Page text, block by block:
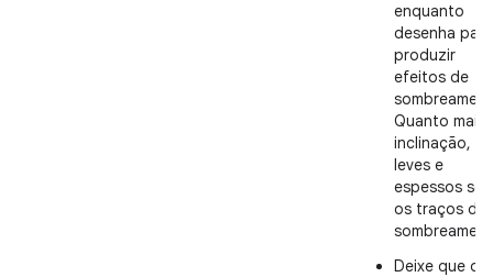
enquanto
desenha para
produzir
efeitos de
Quanto
inclinação,
leves e
espessos
os traços de
Deixe que os